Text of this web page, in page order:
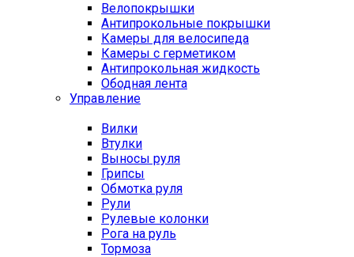
Велопокрышки
Антипрокольные покрышки
Камеры для велосипеда
Камеры с герметиком
Антипрокольная жидкость
Ободная лента
Управление
Вилки
Втулки
Выносы руля
Грипсы
Обмотка руля
Рули
Рулевые колонки
Рога на руль
Тормоза